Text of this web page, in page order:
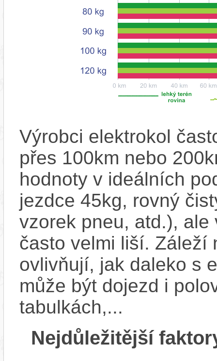
Výrobci elektrokol
přes 100km nebo
hodnoty v ideálních
jezdce 45kg, rovný
vzorek pneu, atd.),
často velmi liší. Záleží
ovlivňují, jak daleko s
může být dojezd i
tabulkách,...
Nejdůležitější